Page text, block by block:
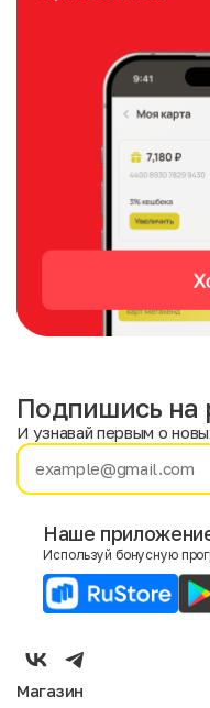
Имя
E-mail
Мужской
Подпишись на
И узнавай первым о
Наше
Используй бонусную
Магазин